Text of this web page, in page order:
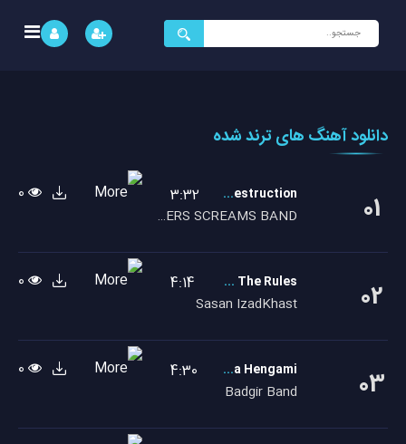
جستجو
برای:
دانلود آهنگ های ترند شده
01
Rings Of Destruction
EASTERS SCREAMS BAND
3:32
02
Breaking The Rules
Sasan IzadKhast
4:14
03
Shaba Hengami
Badgir Band
4:30